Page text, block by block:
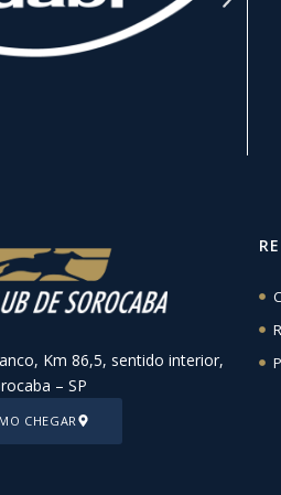
Km 86,5, sentido interior,
– SP
CHEGAR